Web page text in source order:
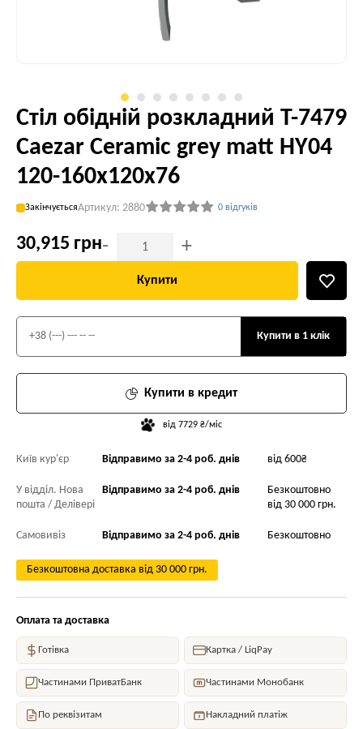
Стіл обідній розкладний T-7479
Caezar Ceramic grey matt HY04
120-160x120x76
ЗакінчуєтьсяАртикул: 2880 0 відгуків
30,915 грн- +
Купити
Купити в кредит
від 7729 ₴/міс
Купити в 1 клік
Київ кур'єр Відправимо за 2-4 роб. днів від 600₴
У відділ. Нова
пошта / Делівері
Відправимо за 2-4 роб. днів
Безкоштовно
від 30 000 грн.
Самовивіз Відправимо за 2-4 роб. днів Безкоштовно
Безкоштовна доставка від 30 000 грн.
Оплата та доставка
Готівка Картка / LiqPay
Частинами ПриватБанк Частинами Монобанк
По реквізитам Накладний платіж